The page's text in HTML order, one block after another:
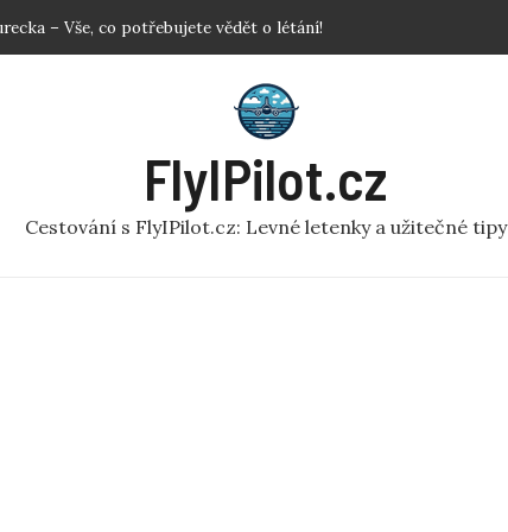
Prozkoumejte svět z ptačí perspektivy
letenky? Klíčové Tipy pro Nejlepší Ceny
Jak se rychle zbavit nepříjemnosti?
– Vše, co potřebujete vědět o létání!
FlyIPilot.cz
Cestování s FlyIPilot.cz: Levné letenky a užitečné tipy